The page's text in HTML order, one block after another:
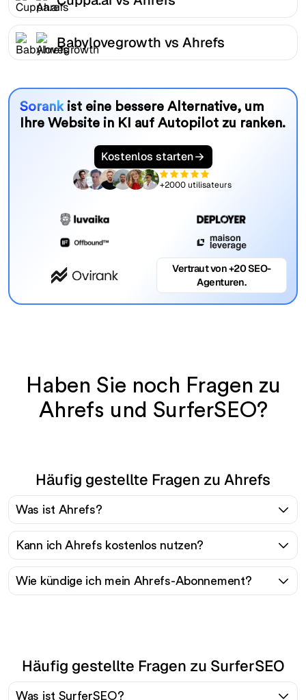
Babylovegrowth vs Ahrefs
Sorankist eine bessere Alternative, um
Ihre Website in KI auf Autopilot zu ranken.
Kostenlos starten
+2000 utilisateurs
Vertraut von +20 SEO-
Agenturen.
Haben Sie noch Fragen zu
Ahrefs und SurferSEO?
Häufig gestellte Fragen zu Ahrefs
Was ist Ahrefs?
Kann ich Ahrefs kostenlos nutzen?
Wie kündige ich mein Ahrefs-Abonnement?
Häufig gestellte Fragen zu SurferSEO
Was ist SurferSEO?